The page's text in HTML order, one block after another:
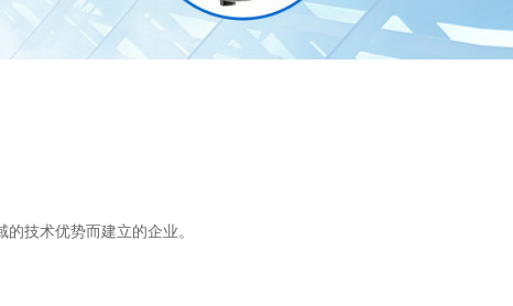
技术优势而建立的企业。